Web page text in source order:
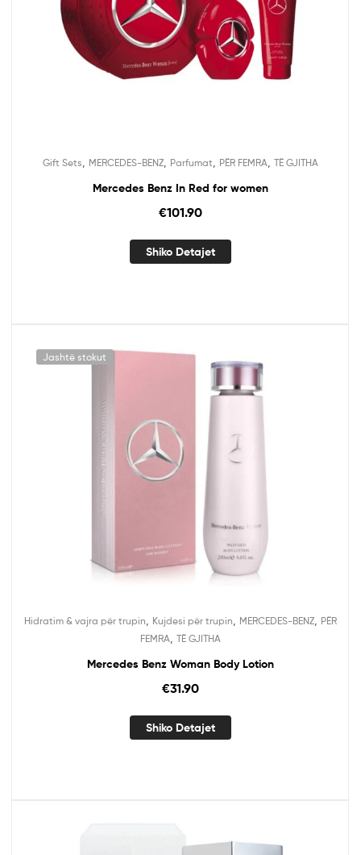
Gift Sets MERCEDES-BENZ, Parfumat PËR FEMRA TË GJITHA
Mercedes Benz In Red for women
€101.90
Shiko Detajet
Jashtë stokut
Hidratim & vajra për trupin Kujdesi për trupin MERCEDES-BENZ, PËR
FEMRA TË GJITHA
Mercedes Benz Woman Body Lotion
€31.90
Shiko Detajet